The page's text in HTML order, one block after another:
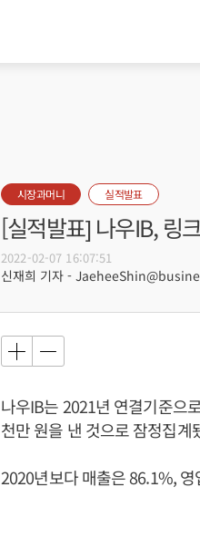
시장과머니 실적발표
[실적발표] 나우IB, 링
2022-02-07 16:07:51
신재희 기자 -
나우IB는 2021년 연결기준으
천만 원을 낸 것으로 잠정집계
2020년보다 매출은 86.1%,